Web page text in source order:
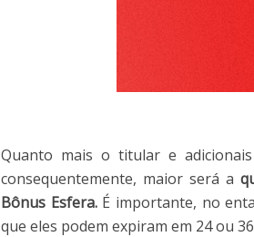
Quanto mais o titular e
consequentemente, maior será a
Bônus Esfera.É importante, no
que eles podem expiram em 24 ou